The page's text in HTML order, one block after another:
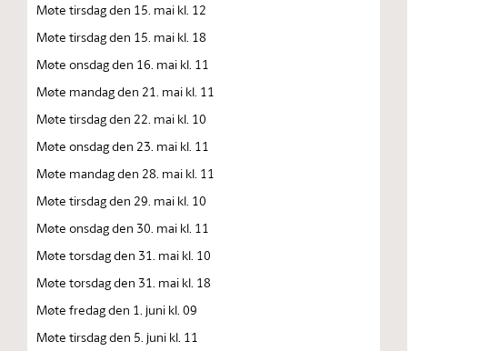
Møte tirsdag den 15. mai kl. 12
Møte tirsdag den 15. mai kl. 18
Møte onsdag den 16. mai kl. 11
Møte mandag den 21. mai kl. 11
Møte tirsdag den 22. mai kl. 10
Møte onsdag den 23. mai kl. 11
Møte mandag den 28. mai kl. 11
Møte tirsdag den 29. mai kl. 10
Møte onsdag den 30. mai kl. 11
Møte torsdag den 31. mai kl. 10
Møte torsdag den 31. mai kl. 18
Møte fredag den 1. juni kl. 09
Møte tirsdag den 5. juni kl. 11